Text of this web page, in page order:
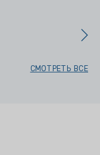
СМОТРЕТЬ ВСЕ